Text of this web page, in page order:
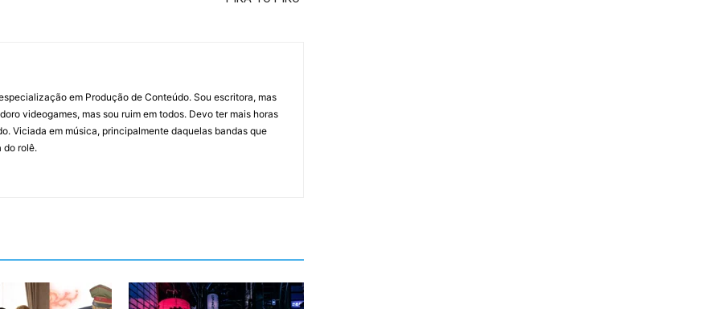
em Produção de Conteúdo. Sou escritora, mas
videogames, mas sou ruim em todos. Devo ter mais horas
Viciada em música, principalmente daquelas bandas que
do rolê.